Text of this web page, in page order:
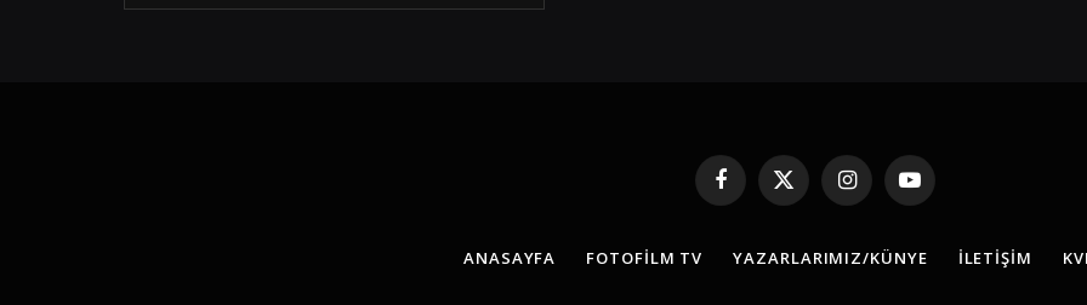
Facebook
X
(Twitter)
InstagramYouTube
ANASAYFA FOTOFILM TV YAZARLARIMIZ/KÜNYE İLETIŞIM